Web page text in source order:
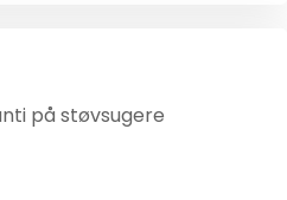
på støvsugere